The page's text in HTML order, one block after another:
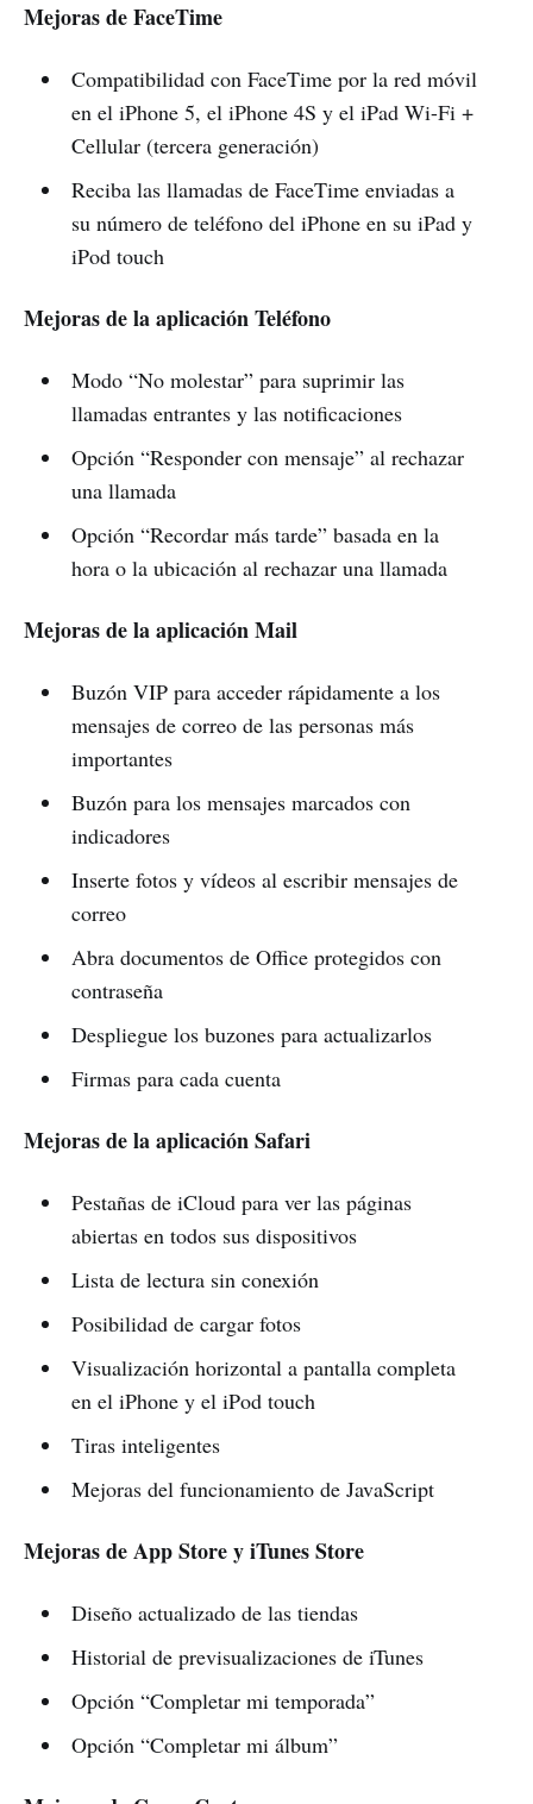
Mejoras de FaceTime
Compatibilidad con FaceTime por la red móvil
en el iPhone 5, el iPhone 4S y el iPad Wi-Fi +
Cellular (tercera generación)
Reciba las llamadas de FaceTime enviadas a
su número de teléfono del iPhone en su iPad y
iPod touch
Mejoras de la aplicación Teléfono
Modo “No molestar” para suprimir las
llamadas entrantes y las notificaciones
Opción “Responder con mensaje” al rechazar
una llamada
Opción “Recordar más tarde” basada en la
hora o la ubicación al rechazar una llamada
Mejoras de la aplicación Mail
Buzón VIP para acceder rápidamente a los
mensajes de correo de las personas más
importantes
Buzón para los mensajes marcados con
indicadores
Inserte fotos y vídeos al escribir mensajes de
correo
Abra documentos de Office protegidos con
contraseña
Despliegue los buzones para actualizarlos
Firmas para cada cuenta
Mejoras de la aplicación Safari
Pestañas de iCloud para ver las páginas
abiertas en todos sus dispositivos
Lista de lectura sin conexión
Posibilidad de cargar fotos
Visualización horizontal a pantalla completa
en el iPhone y el iPod touch
Tiras inteligentes
Mejoras del funcionamiento de JavaScript
Mejoras de App Store y iTunes Store
Diseño actualizado de las tiendas
Historial de previsualizaciones de iTunes
Opción “Completar mi temporada”
Opción “Completar mi álbum”